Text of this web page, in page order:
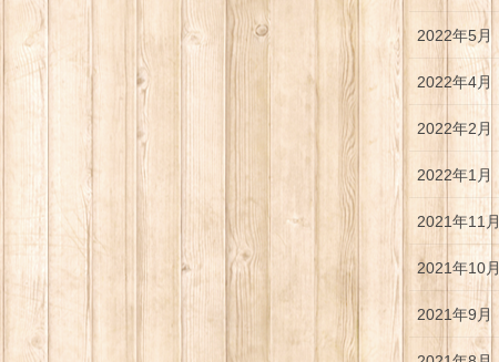
2022年5月
2022年4月
2022年2月
2022年1月
2021年11月
2021年10月
2021年9月